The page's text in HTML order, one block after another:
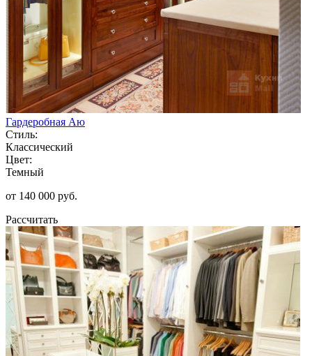
Гардеробная Аю
Стиль:
Классический
Цвет:
Темный
от 140 000 руб.
Рассчитать